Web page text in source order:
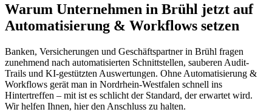
Warum Unternehmen in Brühl jetzt auf
Automatisierung & Workflows setzen
Banken, Versicherungen und Geschäftspartner in Brühl fragen
zunehmend nach automatisierten Schnittstellen, sauberen Audit-
Trails und KI-gestützten Auswertungen. Ohne Automatisierung &
Workflows gerät man in Nordrhein-Westfalen schnell ins
Hintertreffen – mit ist es schlicht der Standard, der erwartet wird.
Wir helfen Ihnen, hier den Anschluss zu halten.